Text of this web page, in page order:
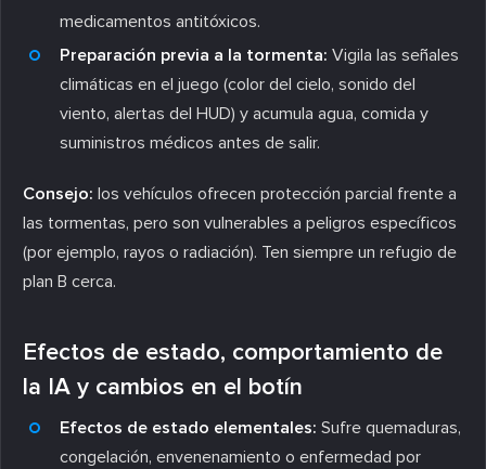
medicamentos antitóxicos.
Preparación previa a la tormenta: Vigila las señales
climáticas en el juego (color del cielo, sonido del
viento, alertas del HUD) y acumula agua, comida y
suministros médicos antes de salir.
Consejo: los vehículos ofrecen protección parcial frente a
las tormentas, pero son vulnerables a peligros específicos
(por ejemplo, rayos o radiación). Ten siempre un refugio de
plan B cerca.
Efectos de estado, comportamiento de
la IA y cambios en el botín
Efectos de estado elementales: Sufre quemaduras,
congelación, envenenamiento o enfermedad por